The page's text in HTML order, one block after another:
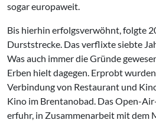
sogar europaweit.
Bis hierhin erfolgsverwöhnt, folgte
Durststrecke. Das verflixte siebte
Was auch immer die Gründe
Erben hielt dagegen. Erprobt
Verbindung von Restaurant und
Kino im Brentanobad. Das Open-
erfuhr, in Zusammenarbeit mit dem